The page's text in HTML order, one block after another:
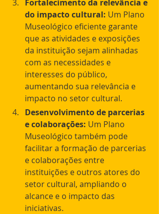
Fortalecimento da relevância e
do impacto cultural: Um Plano
Museológico eficiente garante
que as atividades e exposições
da instituição sejam alinhadas
com as necessidades e
interesses do público,
aumentando sua relevância e
impacto no setor cultural.
Desenvolvimento de parcerias
e colaborações: Um Plano
Museológico também pode
facilitar a formação de parcerias
e colaborações entre
instituições e outros atores do
setor cultural, ampliando o
alcance e o impacto das
iniciativas.